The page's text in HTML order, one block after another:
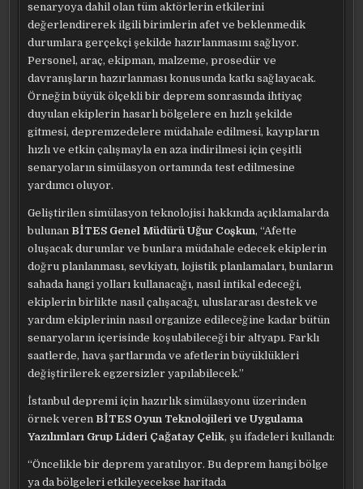
senaryoya dahil olan tüm aktörlerin etkilerini
değerlendirerek ilgili birimlerin afet ve beklenmedik
durumlara gerçekçi şekilde hazırlanmasını sağlıyor.
Personel, araç, ekipman, malzeme, prosedür ve
davranışların hazırlanması konusunda katkı sağlayacak.
Örneğin büyük ölçekli bir deprem sonrasında ihtiyaç
duyulan ekiplerin hasarlı bölgelere en hızlı şekilde
gitmesi, depremzedelere müdahale edilmesi, kayıpların
hızlı ve etkin çalışmayla en aza indirilmesi için çeşitli
senaryoların simülasyon ortamında test edilmesine
yardımcı oluyor.
Geliştirilen simülasyon teknolojisi hakkında açıklamalarda
bulunan BİTES Genel Müdürü Uğur Coşkun, “Afette
oluşacak durumlar ve bunlara müdahale edecek ekiplerin
doğru planlanması, sevkiyatı, lojistik planlamaları, bunların
sahada hangi yolları kullanacağı, nasıl intikal edeceği,
ekiplerin birlikte nasıl çalışacağı, uluslararası destek ve
yardım ekiplerinin nasıl organize edileceğine kadar bütün
senaryoların içerisinde koşulabileceği bir altyapı. Farklı
saatlerde, hava şartlarında ve afetlerin büyüklükleri
değiştirilerek egzersizler yapılabilecek.”
İstanbul depremi için hazırlık simülasyonu üzerinden
örnek veren BİTES Oyun Teknolojileri ve Uygulama
Yazılımları Grup Lideri Çağatay Çelik, şu ifadeleri kullandı:
“Öncelikle bir deprem yaratılıyor. Bu deprem hangi bölge
ya da bölgeleri etkileyecekse haritada